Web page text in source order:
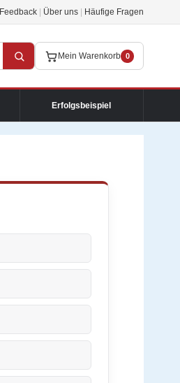
Feedback Über uns Häufige Fragen
Mein Warenkorb 0
Erfolgsbeispiel